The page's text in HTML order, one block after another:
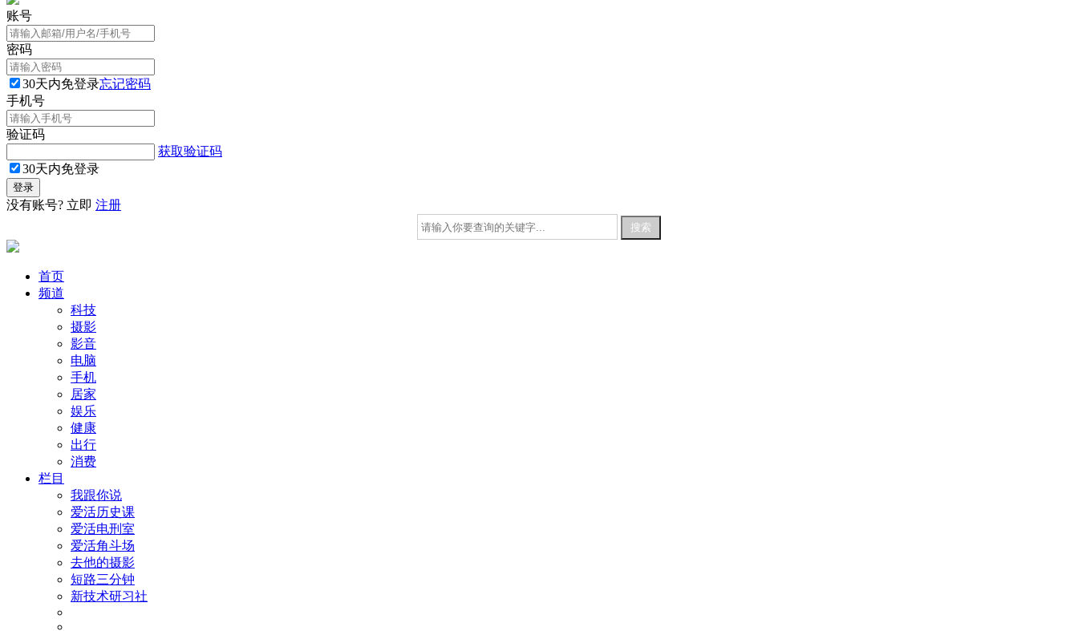
账号
密码
30天内免登录忘记密码
手机号
验证码
获取验证码
30天内免登录
没有账号? 立即 注册
首页
频道
科技
摄影
影音
电脑
手机
居家
娱乐
健康
出行
消费
栏目
我跟你说
爱活历史课
爱活电刑室
爱活角斗场
去他的摄影
短路三分钟
新技术研习社